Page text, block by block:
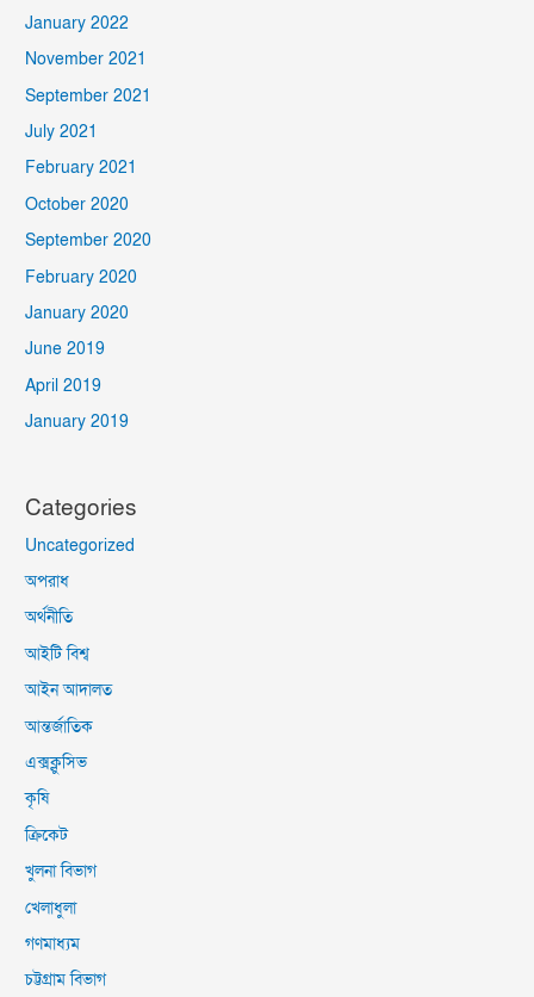
January 2022
November 2021
September 2021
July 2021
February 2021
October 2020
September 2020
February 2020
January 2020
June 2019
April 2019
January 2019
Categories
Uncategorized
অপরাধ
অর্থনীতি
আইটি বিশ্ব
আইন আদালত
আন্তর্জাতিক
এক্সক্লুসিভ
কৃষি
ক্রিকেট
খুলনা বিভাগ
খেলাধুলা
গণমাধ্যম
চট্টগ্রাম বিভাগ